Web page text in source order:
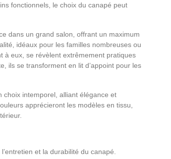
fonctionnels, le choix du canapé peut
dans un grand salon, offrant un maximum
idéaux pour les familles nombreuses ou
à eux, se révèlent extrêmement pratiques
ils se transforment en lit d’appoint pour les
choix intemporel, alliant élégance et
apprécieront les modèles en tissu,
et la durabilité du canapé.